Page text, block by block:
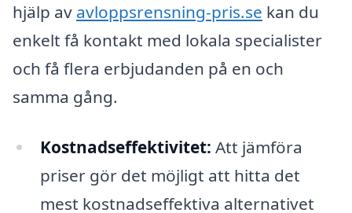
hjälp av avloppsrensning-pris.se kan du
enkelt få kontakt med lokala specialister
och få flera erbjudanden på en och
samma gång.
Kostnadseffektivitet: Att jämföra
priser gör det möjligt att hitta det
mest kostnadseffektiva alternativet